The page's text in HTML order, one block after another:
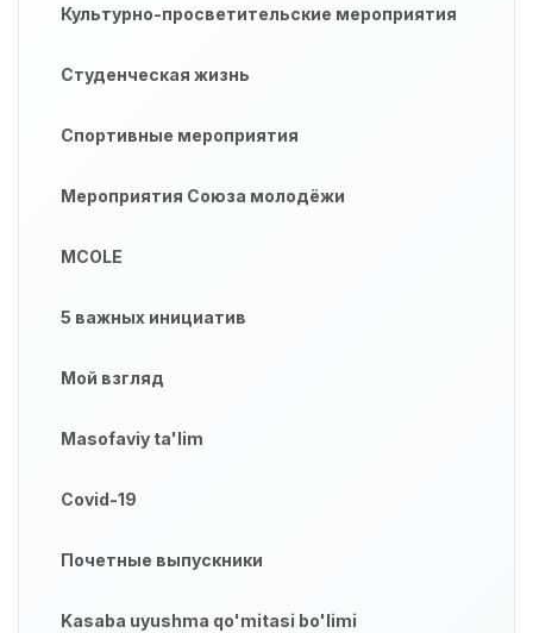
Культурно-просветительские мероприятия
Студенческая жизнь
Спортивные мероприятия
Мероприятия Союза молодёжи
MCOLE
5 важных инициатив
Мой взгляд
Masofaviy ta'lim
Covid-19
Почетные выпускники
Kasaba uyushma qo'mitasi bo'limi